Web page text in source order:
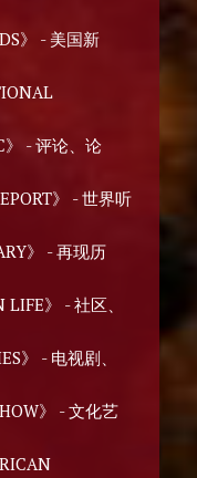
》 - 美国新
》 - 评论、论
》 - 世界听
》 - 再现历
》 - 社区、
》 - 电视剧、
》 - 文化艺